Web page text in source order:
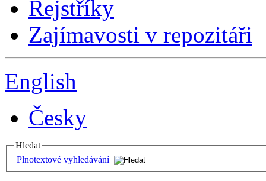
Rejstříky
Zajímavosti v repozitáři
English
Česky
Hledat
Plnotextové vyhledávání